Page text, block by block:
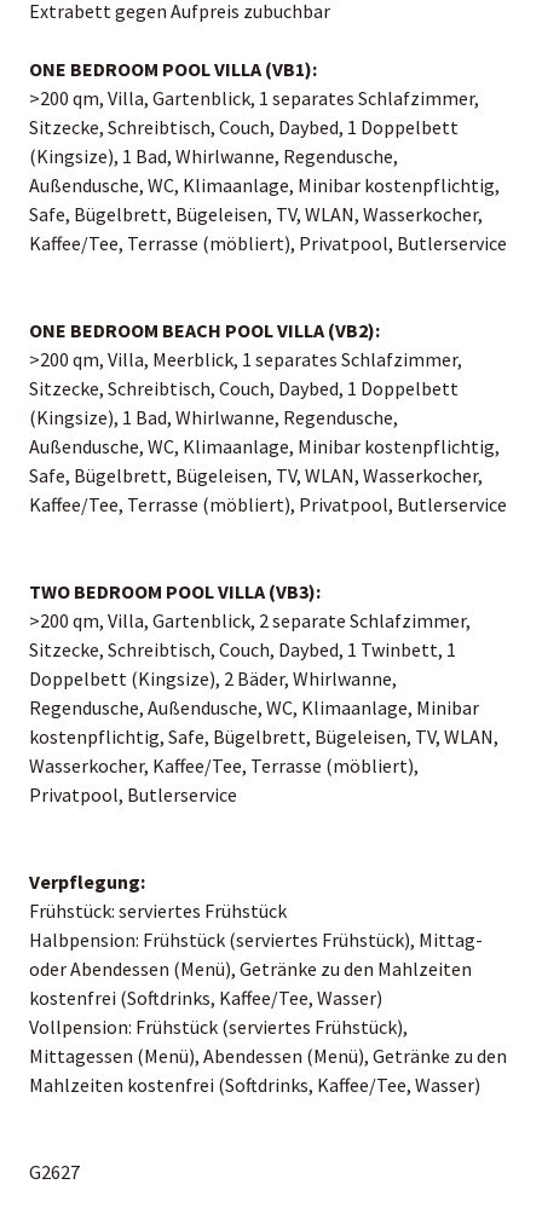
Extrabett gegen Aufpreis zubuchbar
ONE BEDROOM POOL VILLA (VB1):
>200 qm, Villa, Gartenblick, 1 separates Schlafzimmer,
Sitzecke, Schreibtisch, Couch, Daybed, 1 Doppelbett
(Kingsize), 1 Bad, Whirlwanne, Regendusche,
Außendusche, WC, Klimaanlage, Minibar kostenpflichtig,
Safe, Bügelbrett, Bügeleisen, TV, WLAN, Wasserkocher,
Kaffee/Tee, Terrasse (möbliert), Privatpool, Butlerservice
ONE BEDROOM BEACH POOL VILLA (VB2):
>200 qm, Villa, Meerblick, 1 separates Schlafzimmer,
Sitzecke, Schreibtisch, Couch, Daybed, 1 Doppelbett
(Kingsize), 1 Bad, Whirlwanne, Regendusche,
Außendusche, WC, Klimaanlage, Minibar kostenpflichtig,
Safe, Bügelbrett, Bügeleisen, TV, WLAN, Wasserkocher,
Kaffee/Tee, Terrasse (möbliert), Privatpool, Butlerservice
TWO BEDROOM POOL VILLA (VB3):
>200 qm, Villa, Gartenblick, 2 separate Schlafzimmer,
Sitzecke, Schreibtisch, Couch, Daybed, 1 Twinbett, 1
Doppelbett (Kingsize), 2 Bäder, Whirlwanne,
Regendusche, Außendusche, WC, Klimaanlage, Minibar
kostenpflichtig, Safe, Bügelbrett, Bügeleisen, TV, WLAN,
Wasserkocher, Kaffee/Tee, Terrasse (möbliert),
Privatpool, Butlerservice
Verpflegung:
Frühstück: serviertes Frühstück
Halbpension: Frühstück (serviertes Frühstück), Mittag-
oder Abendessen (Menü), Getränke zu den Mahlzeiten
kostenfrei (Softdrinks, Kaffee/Tee, Wasser)
Vollpension: Frühstück (serviertes Frühstück),
Mittagessen (Menü), Abendessen (Menü), Getränke zu den
Mahlzeiten kostenfrei (Softdrinks, Kaffee/Tee, Wasser)
G2627